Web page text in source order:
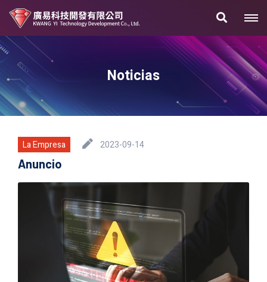
Noticias
La Empresa 2023-09-14
Anuncio